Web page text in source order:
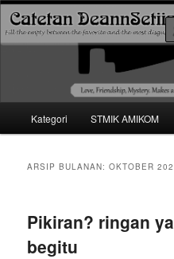
Catetan DS
Mari bermimpi dan ciptakan
Langsung
utama
Langsung
sekunder
Kategori STMIK AMIKOM
ARSIP BULANAN:OKTOBER
Pikiran? ringan
begitu